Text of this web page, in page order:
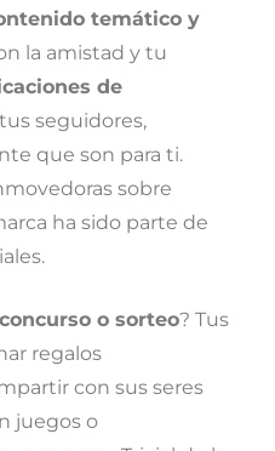
temático y
la amistad y tu
de
seguidores,
que son para ti.
sobre
ha sido parte de
o sorteo? Tus
regalos
con sus seres
juegos o